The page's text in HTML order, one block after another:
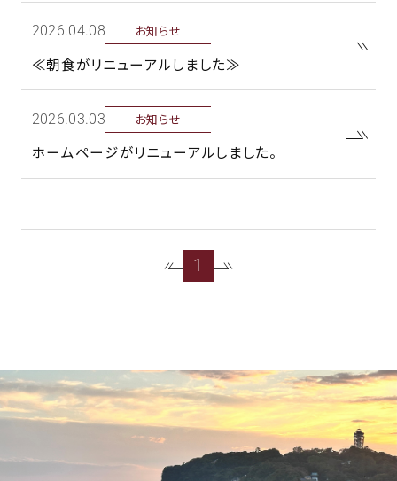
≪朝食がリニューアルしました≫
2026年.08日 お知らせ
ホームページがリニューアルしました。
2026年.03日 お知らせ
1